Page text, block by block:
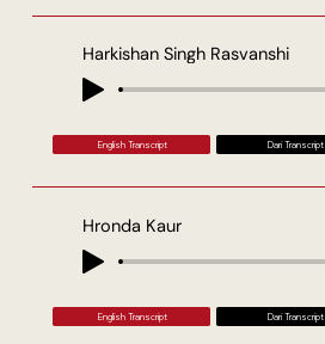
Harkishan Singh Rasvanshi
English Transcript Dari Transcript
Hronda Kaur
English Transcript Dari Transcript